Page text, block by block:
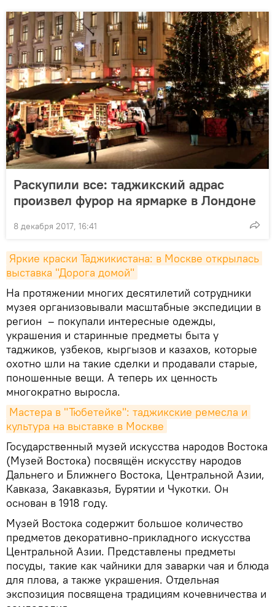
Раскупили все: таджикский адрас
произвел фурор на ярмарке в Лондоне
8 декабря 2017, 16:41
Яркие краски Таджикистана: в Москве открылась
выставка "Дорога домой"
На протяжении многих десятилетий сотрудники
музея организовывали масштабные экспедиции в
регион – покупали интересные одежды,
украшения и старинные предметы быта у
таджиков, узбеков, кыргызов и казахов, которые
охотно шли на такие сделки и продавали старые,
поношенные вещи. А теперь их ценность
многократно выросла.
Мастера в "Тюбетейке": таджикские ремесла и
культура на выставке в Москве
Государственный музей искусства народов Востока
(Музей Востока) посвящён искусству народов
Дальнего и Ближнего Востока, Центральной Азии,
Кавказа, Закавказья, Бурятии и Чукотки. Он
основан в 1918 году.
Музей Востока содержит большое количество
предметов декоративно-прикладного искусства
Центральной Азии. Представлены предметы
посуды, такие как чайники для заварки чая и блюда
для плова, а также украшения. Отдельная
экспозиция посвящена традициям кочевничества и